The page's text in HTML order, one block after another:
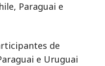
Paraguai e
de
e Uruguai